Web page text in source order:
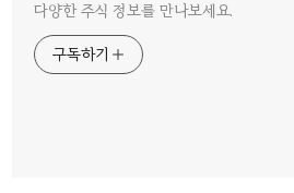
다양한 주식 정보를 만나보세요.
구독하기